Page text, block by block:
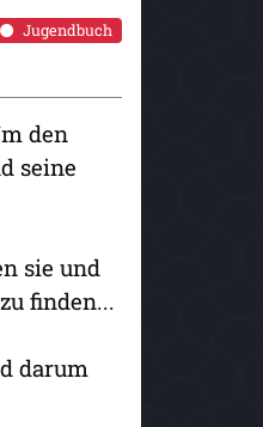
Jugendbuch
den
seine
sie und
finden...
darum